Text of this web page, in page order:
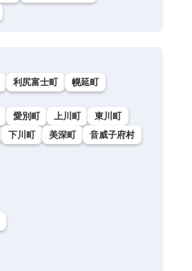
利尻富士町 幌延町
愛別町 上川町
東川町
下川町 美深町
音威子府村